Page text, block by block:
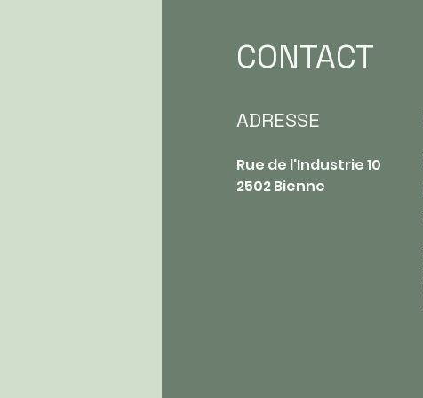
CONTACT
ADRESSE
Rue de l'Industrie 10
2502 Bienne